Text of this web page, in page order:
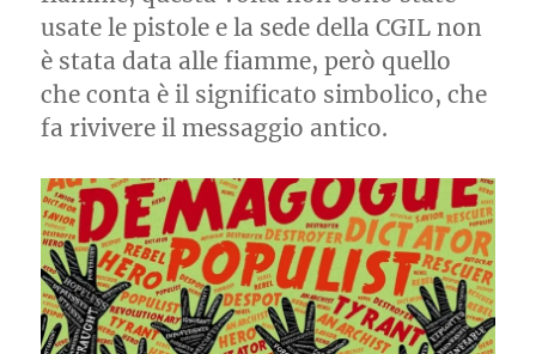
usate le pistole e la sede della CGIL non
è stata data alle fiamme, però quello
che conta è il significato simbolico, che
fa rivivere il messaggio antico.